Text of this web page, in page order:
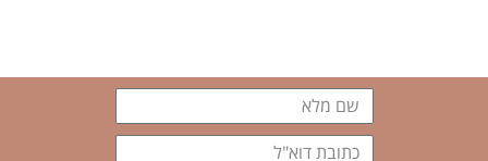
שם
מלא
כתובת